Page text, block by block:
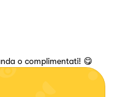
o complimentati! 😋